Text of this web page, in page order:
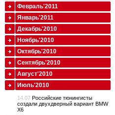
Февраль'2011
Январь'2011
Декабрь'2010
Ноябрь'2010
Октябрь'2010
Сентябрь'2010
Август'2010
Июль'2010
14.07 Российские тюнингисты
создали двухдверный вариант BMW
X6